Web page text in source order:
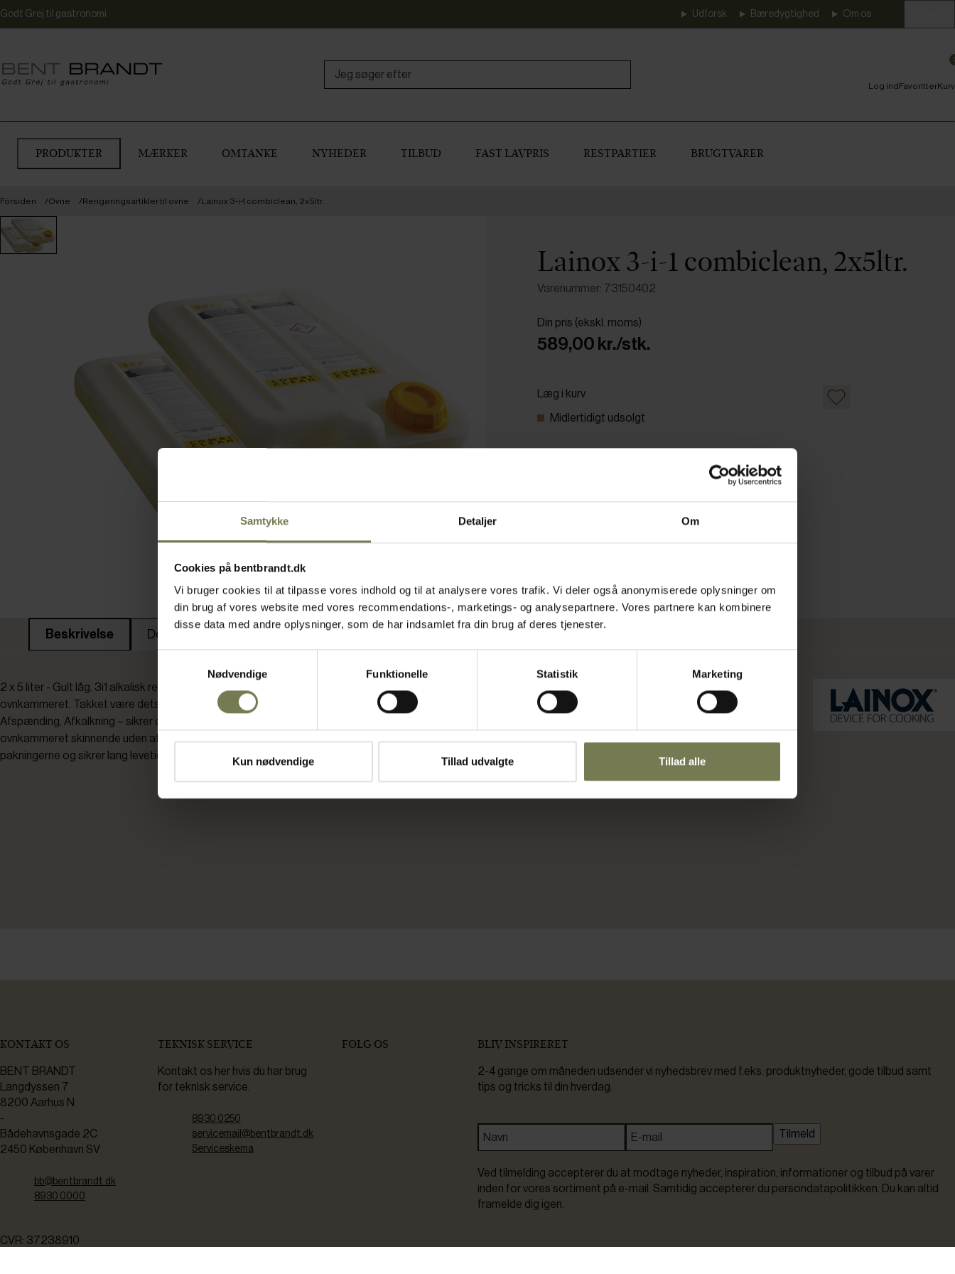
Samtykke Detaljer Om
Cookies på bentbrandt.dk
Vi bruger cookies til at tilpasse vores indhold og til at analysere vores trafik. Vi deler også anonymiserede oplysninger om
din brug af vores website med vores recommendations-, marketings- og analysepartnere. Vores partnere kan kombinere
disse data med andre oplysninger, som de har indsamlet fra din brug af deres tjenester.
Nødvendige
Funktionelle Statistik Marketing
Kun nødvendige Tillad udvalgte Tillad alle
Godt Grej til gastronomi Udforsk Bæredygtighed Om os
Log indFavoritterKurv
PRODUKTER MÆRKER OMTANKE NYHEDER TILBUD FAST LAVPRIS RESTPARTIER BRUGTVARER
Forsiden Ovne Rengøringsartikler til ovne Lainox 3-i-1 combiclean, 2x5ltr.
Lainox 3-i-1 combiclean, 2x5ltr.
Varenummer: 73150402
Din pris (ekskl. moms)
589,00 kr./stk.
Læg i kurv
Midlertidigt udsolgt
Beskrivelse Dokumenter
2 x 5 liter - Gult låg. 3i1 alkalisk rengøringsmiddel, specielt til rengøring af
ovnkammeret. Takket være dets specielle 3 i 1-formel – Rengøring,
Afspænding, Afkalkning – sikrer det fuldstændig fjernelse af madrester og gør
ovnkammeret skinnende uden at efterlade striber; det beskytter også
pakningerne og sikrer lang levetid.
KONTAKT OS
BENT BRANDT
Langdyssen 7
8200 Aarhus N
-
Bådehavnsgade 2C
2450 København SV
bb@bentbrandt.dk
8930 0000
CVR: 37238910
TEKNISK SERVICE
Kontakt os her hvis du har brug
for teknisk service.
8930 0250
servicemail@bentbrandt.dk
Serviceskema
FØLG OS BLIV INSPIRERET
2-4 gange om måneden udsender vi nyhedsbrev med f.eks. produktnyheder, gode tilbud samt
tips og tricks til din hverdag.
Tilmeld
Ved tilmelding accepterer du at modtage nyheder, inspiration, informationer og tilbud på varer
inden for vores sortiment på e-mail. Samtidig accepterer du persondatapolitikken. Du kan altid
framelde dig igen.